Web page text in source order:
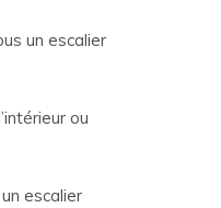
un escalier
ou
escalier